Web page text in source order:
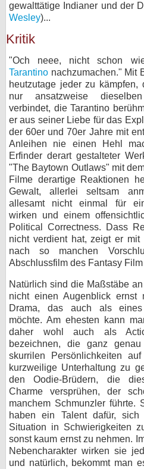
gewalttätige Indianer und der
Wesley)...
Kritik
"Och neee, nicht schon
Tarantino nachzumachen." Mit
heutzutage jeder zu
nur ansatzweise
verbindet, die Tarantino
er aus seiner Liebe für das
der 60er und 70er Jahre mit
Anleihen nie einen Hehl
Erfinder derart gestalteter
"The Baytown Outlaws" mit
Filme derartige Reaktionen
Gewalt, allerlei seltsam
allesamt nicht einmal für
wirken und einem
Political Correctness. Dass
nicht verdient hat, zeigt er mit
nach so manchen
Abschlussfilm des Fantasy
Natürlich sind die Maßstäbe
nicht einen Augenblick
Drama, das auch als eines
möchte. Am ehesten kann
daher wohl auch als
bezeichnen, die ganz
skurrilen Persönlichkeiten
kurzweilige Unterhaltung zu
den Oodie-Brüdern, die
Charme versprühen, der
manchem Schmunzler führte.
haben ein Talent dafür,
Situation in Schwierigkeiten
sonst kaum ernst zu nehmen.
Nebencharakter wirken sie
und natürlich, bekommt man